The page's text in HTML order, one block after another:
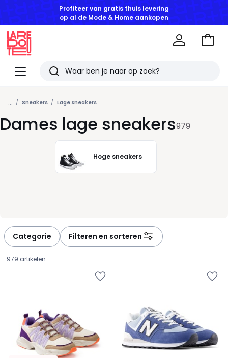
GOEDE DEALS | Tot -50% korting vanaf 2 artikelen*
Menu
Redoute
Zoeken
Laatst
bekeken
artikelen
Naar
... Sneakers Lage sneakers
Dames lage sneakers979
Hoge sneakers
Categorie Filteren en sorteren
979 artikelen